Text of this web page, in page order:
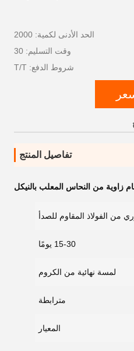
الحد الأدنى لكمية: 2000
وقت التسليم: 30
شروط الدفع: T/T
تفاصيل المنتج
زاوية من النحاس المعلب بالنيكل
من الفولاذ المقاوم للصدأ
15-30 يومًا
لمسة نهائية من الكروم
مترابطة
المعيار